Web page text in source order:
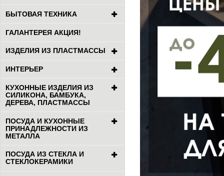
БЫТОВАЯ ТЕХНИКА
ГАЛАНТЕРЕЯ АКЦИЯ!
ИЗДЕЛИЯ ИЗ ПЛАСТМАССЫ
ИНТЕРЬЕР
КУХОННЫЕ ИЗДЕЛИЯ ИЗ
СИЛИКОНА, БАМБУКА,
ДЕРЕВА, ПЛАСТМАССЫ
ПОСУДА И КУХОННЫЕ
ПРИНАДЛЕЖНОСТИ ИЗ
МЕТАЛЛА
ПОСУДА ИЗ СТЕКЛА И
СТЕКЛОКЕРАМИКИ